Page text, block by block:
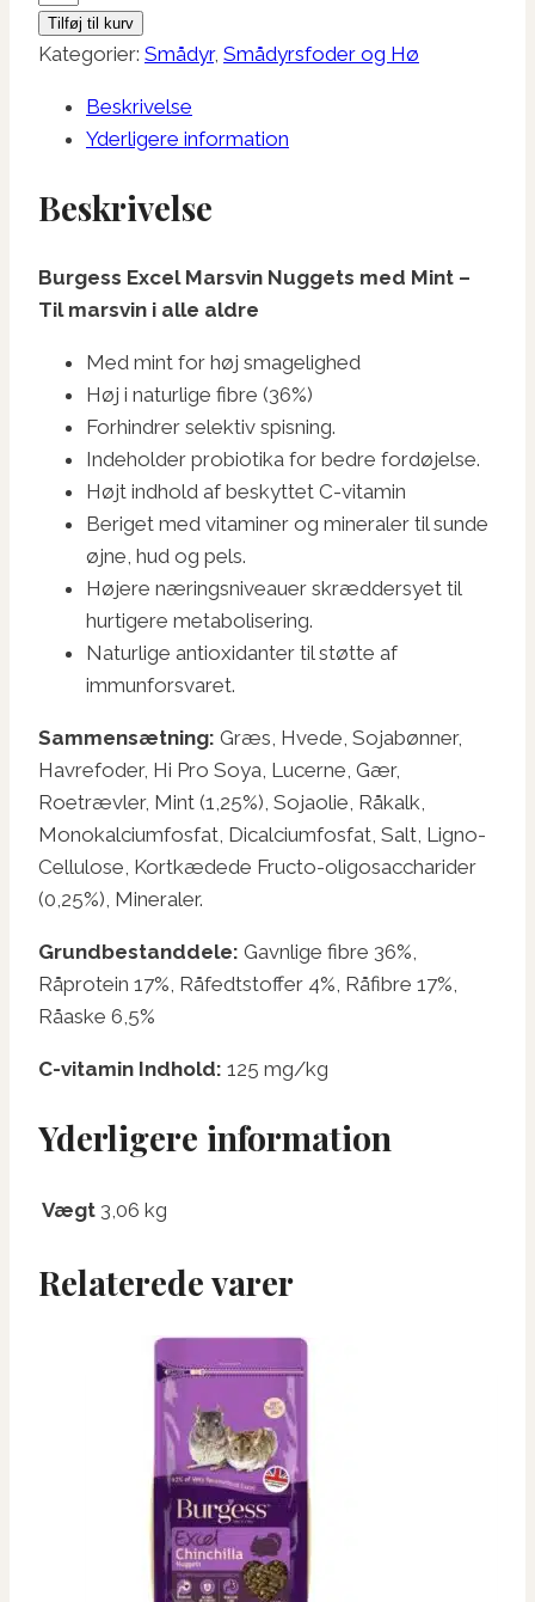
Marsvin
Mint
antal
Tilføj til kurv
Kategorier: Smådyr, Smådyrsfoder og Hø
Beskrivelse
Yderligere information
Beskrivelse
Burgess Excel Marsvin Nuggets med Mint –
Til marsvin i alle aldre
Med mint for høj smagelighed
Høj i naturlige fibre (36%)
Forhindrer selektiv spisning.
Indeholder probiotika for bedre fordøjelse.
Højt indhold af beskyttet C-vitamin
Beriget med vitaminer og mineraler til sunde
øjne, hud og pels.
Højere næringsniveauer skræddersyet til
hurtigere metabolisering.
Naturlige antioxidanter til støtte af
immunforsvaret.
Sammensætning: Græs, Hvede, Sojabønner,
Havrefoder, Hi Pro Soya, Lucerne, Gær,
Roetrævler, Mint (1,25%), Sojaolie, Råkalk,
Monokalciumfosfat, Dicalciumfosfat, Salt, Ligno-
Cellulose, Kortkædede Fructo-oligosaccharider
(0,25%), Mineraler.
Grundbestanddele: Gavnlige fibre 36%,
Råprotein 17%, Råfedtstoffer 4%, Råfibre 17%,
Råaske 6,5%
C-vitamin Indhold: 125 mg/kg
Yderligere information
Vægt 3,06 kg
Relaterede varer